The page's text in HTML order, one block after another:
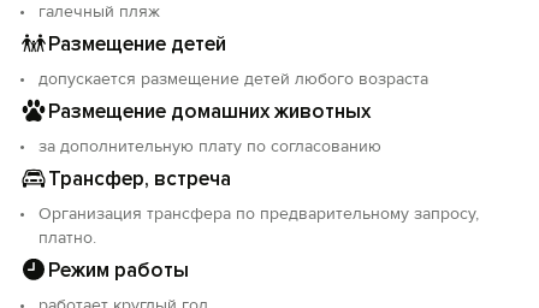
галечный пляж
Размещение детей
допускается размещение детей любого возраста
Размещение домашних животных
за дополнительную плату по согласованию
Трансфер, встреча
Организация трансфера по предварительному запросу,
платно.
Режим работы